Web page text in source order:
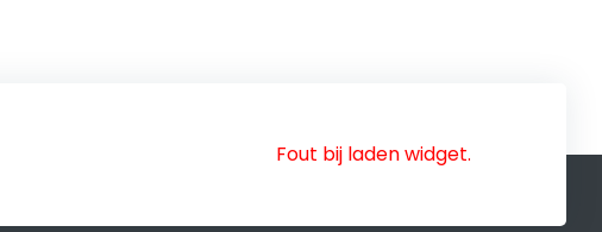
Fout bij laden widget.